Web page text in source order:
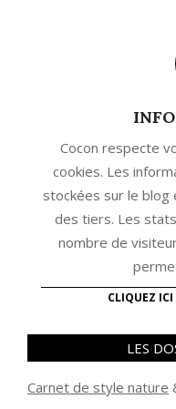
Cocon respecte
cookies. Les
stockées sur le blog
des tiers. Les
nombre de
CLIQUEZ
LES
Carnet de style nature